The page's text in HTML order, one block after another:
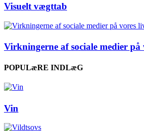
Visuelt vægttab
Virkningerne af sociale medier på
POPULæRE INDLæG
Vin